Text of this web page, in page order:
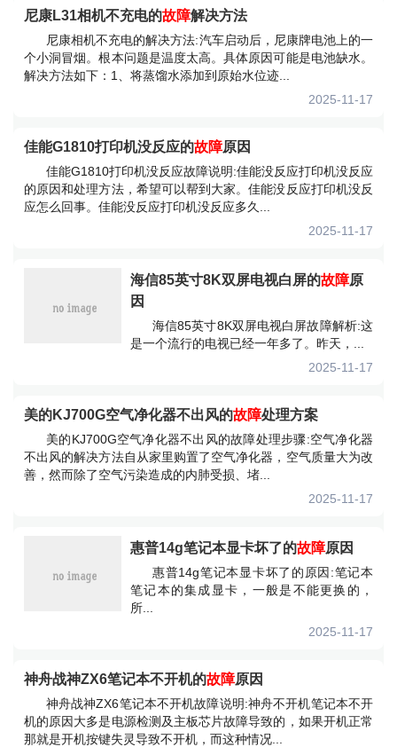
尼康L31相机不充电的故障解决方法
尼康相机不充电的解决方法:汽车启动后，尼康牌电池上的一
个小洞冒烟。根本问题是温度太高。具体原因可能是电池缺水。
解决方法如下：1、将蒸馏水添加到原始水位迹...
2025-11-17
佳能G1810打印机没反应的故障原因
佳能G1810打印机没反应故障说明:佳能没反应打印机没反应
的原因和处理方法，希望可以帮到大家。佳能没反应打印机没反
应怎么回事。佳能没反应打印机没反应多久...
2025-11-17
海信85英寸8K双屏电视白屏的故障原
因
海信85英寸8K双屏电视白屏故障解析:这
是一个流行的电视已经一年多了。昨天，...
2025-11-17
美的KJ700G空气净化器不出风的故障处理方案
美的KJ700G空气净化器不出风的故障处理步骤:空气净化器
不出风的解决方法自从家里购置了空气净化器，空气质量大为改
善，然而除了空气污染造成的内肺受损、堵...
2025-11-17
惠普14g笔记本显卡坏了的故障原因
惠普14g笔记本显卡坏了的原因:笔记本
笔记本的集成显卡，一般是不能更换的，
所...
2025-11-17
神舟战神ZX6笔记本不开机的故障原因
神舟战神ZX6笔记本不开机故障说明:神舟不开机笔记本不开
机的原因大多是电源检测及主板芯片故障导致的，如果开机正常
那就是开机按键失灵导致不开机，而这种情况...